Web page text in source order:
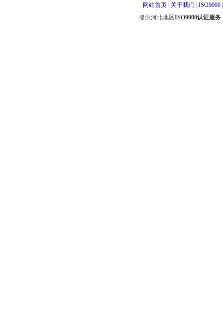
网站首页| 关于我们 ISO9000
提供河北地区ISO9000认证服务